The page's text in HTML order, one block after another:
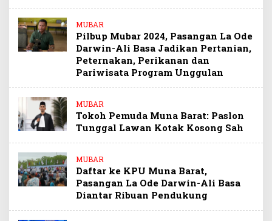
MUBAR
Pilbup Mubar 2024, Pasangan La Ode
Darwin-Ali Basa Jadikan Pertanian,
Peternakan, Perikanan dan
Pariwisata Program Unggulan
MUBAR
Tokoh Pemuda Muna Barat: Paslon
Tunggal Lawan Kotak Kosong Sah
MUBAR
Daftar ke KPU Muna Barat,
Pasangan La Ode Darwin-Ali Basa
Diantar Ribuan Pendukung